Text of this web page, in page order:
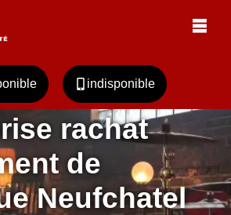
indisponible
rachat
de
Neufchatel